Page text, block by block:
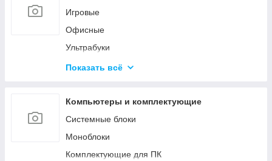
Игровые
Офисные
Ультрабуки
Для дизайна и творчества
Аксессуары для ноутбуков
Показать всё
Компьютеры и комплектующие
Системные блоки
Моноблоки
Комплектующие для ПК